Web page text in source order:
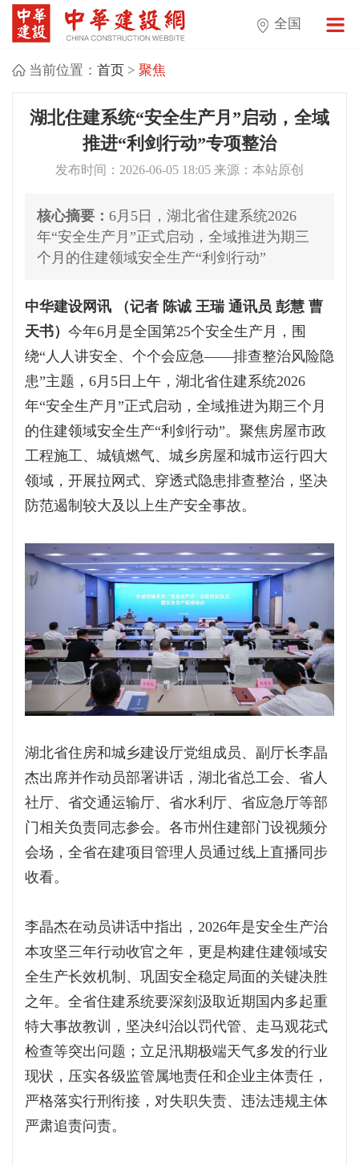
全国
当前位置： 首页> 聚焦
湖北住建系统“安全生产月”启动，全域
推进“利剑行动”专项整治
发布时间：2026-06-05 18:05 来源：本站原创
核心摘要： 6月5日，湖北省住建系统2026
年“安全生产月”正式启动，全域推进为期三
个月的住建领域安全生产“利剑行动”
中华建设网讯 （记者 陈诚 王瑞 通讯员 彭慧 曹
天书） 今年6月是全国第25个安全生产月，围
绕“人人讲安全、个个会应急——排查整治风险隐
患”主题，6月5日上午，湖北省住建系统2026
年“安全生产月”正式启动，全域推进为期三个月
的住建领域安全生产“利剑行动”。聚焦房屋市政
工程施工、城镇燃气、城乡房屋和城市运行四大
领域，开展拉网式、穿透式隐患排查整治，坚决
防范遏制较大及以上生产安全事故。
湖北省住房和城乡建设厅党组成员、副厅长李晶
杰出席并作动员部署讲话，湖北省总工会、省人
社厅、省交通运输厅、省水利厅、省应急厅等部
门相关负责同志参会。各市州住建部门设视频分
会场，全省在建项目管理人员通过线上直播同步
收看。
李晶杰在动员讲话中指出，2026年是安全生产治
本攻坚三年行动收官之年，更是构建住建领域安
全生产长效机制、巩固安全稳定局面的关键决胜
之年。全省住建系统要深刻汲取近期国内多起重
特大事故教训，坚决纠治以罚代管、走马观花式
检查等突出问题；立足汛期极端天气多发的行业
现状，压实各级监管属地责任和企业主体责任，
严格落实行刑衔接，对失职失责、违法违规主体
严肃追责问责。